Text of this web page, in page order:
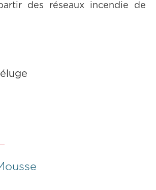
des réseaux incendie de